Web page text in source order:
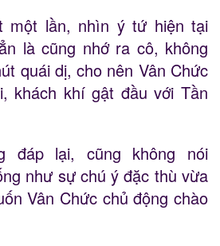
một lần, nhìn ý tứ hiện tại
là cũng nhớ ra cô, không
quái dị, cho nên Vân Chức
khách khí gật đầu với Tần
đáp lại, cũng không nói
như sự chú ý đặc thù vừa
Vân Chức chủ động chào